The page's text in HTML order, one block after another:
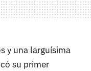
y una larguísima
su primer